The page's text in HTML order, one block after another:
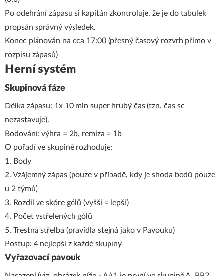
Po odehrání zápasu si kapitán zkontroluje, že je do tabulek
propsán správný výsledek.
Konec plánován na cca 17:00 (přesný časový rozvrh přímo v
rozpisu zápasů)
Herní systém
Skupinová fáze
Délka zápasu: 1x 10 min super hrubý čas (tzn. čas se
nezastavuje).
Bodování: výhra = 2b, remíza = 1b
O pořadí ve skupině rozhoduje:
1. Body
2. Vzájemný zápas (pouze v případě, kdy je shoda bodů pouze
u 2 týmů)
3. Rozdíl ve skóre gólů (vyšší = lepší)
4. Počet vstřelených gólů
5. Trestná střelba (pravidla stejná jako v Pavouku)
Postup: 4 nejlepší z každé skupiny
Vyřazovací pavouk